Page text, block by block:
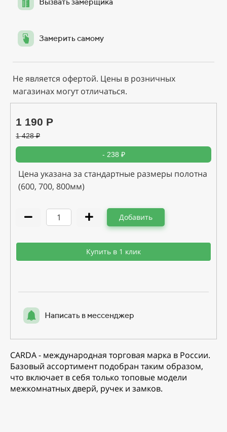
Замерить самому
Не является офертой. Цены в розничных
магазинах могут отличаться.
1 190 Р
1 428₽
- 238 ₽
Цена указана за стандартные размеры полотна
(600, 700, 800мм)
Добавить
Купить в 1 клик
Написать в мессенджер
CARDA - международная торговая марка в России.
Базовый ассортимент подобран таким образом,
что включает в себя только топовые модели
межкомнатных дверй, ручек и замков.